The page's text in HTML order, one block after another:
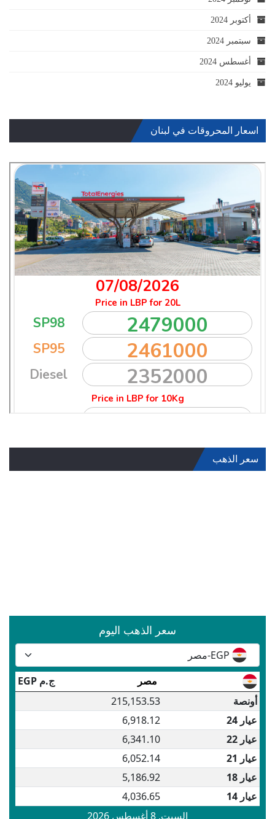
أكتوبر 2024
سبتمبر 2024
أغسطس 2024
يوليو 2024
اسعار المحروقات في لبنان
سعر الذهب